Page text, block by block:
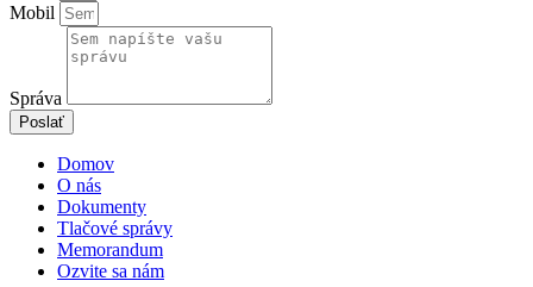
Mobil
Správa
Poslať
Domov
O nás
Dokumenty
Tlačové správy
Memorandum
Ozvite sa nám